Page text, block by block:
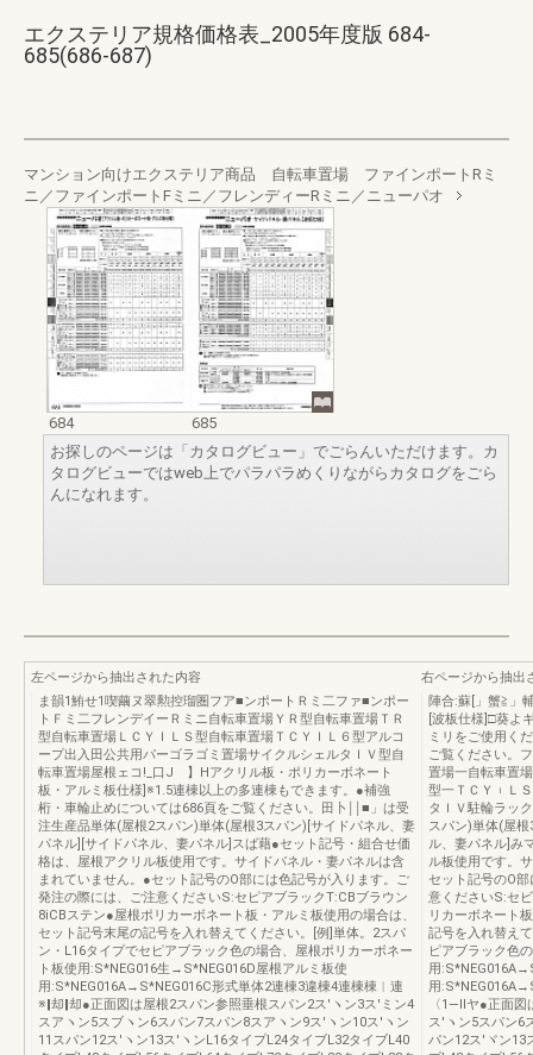
エクステリア規格価格表_2005年度版 684-
685(686-687)
マンション向けエクステリア商品 自転車置場 ファインポートRミ
ニ／ファインポートFミニ／フレンディーRミニ／ニューパオ
684
685
お探しのページは「カタログビュー」でごらんいただけます。カ
タログビューではweb上でパラパラめくりながらカタログをごら
んになれます。
左ページから抽出された内容
ま韻1鮪せ1喫繭ヌ翠勲控瑠圏フア■ンポートＲミ二ファ■ンポー
トＦミ二フレンデイーＲミニ自転車置場ＹＲ型自転車置場ＴＲ
型自転車置場ＬＣＹＩＬＳ型自転車置場ＴＣＹＩＬ６型アルコ
ープ出入田公共用パーゴラゴミ置場サイクルシェルタＩＶ型自
転車置場屋根ェコ!_口Jゞ】Hアクリル板・ポリカーボネート
板・アルミ板仕様]※1.5連棟以上の多連棟もできます。●補強
桁・車輪止めについては686頁をご覧ください。田卜￨￨■」は受
注生産品単体(屋根2スパン)単体(屋根3スパン)[サイドパネル、妻
パネル][サイドパネル、妻パネル]スば藉●セット記号・組合せ価
格は、屋根アクリル板使用です。サイドパネル・妻パネルは含
まれていません。●セット記号のO部には色記号が入ります。ご
発注の際には、ご注意くださいS:セピアブラックT:CBブラウン
8iCBステン●屋根ポリカーボネート板・アルミ板使用の場合は、
セット記号末尾の記号を入れ替えてください。[例]単体。2スパ
ン・L16タイプでセピアブラック色の場合、屋根ポリカーボネー
ト板使用:S*NEG016生→S*NEG016D屋根アルミ板使
用:S*NEG016A→S*NEG016C形式単体2連棟3違棟4連棟棟︱連
※‖却‖却●正面図は屋根2スパン参照垂根スパン2ス′ヽン3ス′ミン4
スアヽン5スブヽン6スパン7スパン8スアヽン9ス′ヽン10ス′ヽン
11スパン12ス′ヽン13ス′ヽンL16タイプL24タイブL32タイブL40
右ページから抽出
陣合:蘇[」蟹≧」
[波板仕様]□葵よ
ミリをご使用く
ご覧ください。
置場一自転車
型一ＴＣＹ︲Ｌ
タＩＶ駐輪ラッ
スパン)単体(屋
ル、妻パネル]み
ル板使用です。
セット記号のO
意くださいS:セ
リカーボネート
記号を入れ替え
ピアブラック色
用
用
〈1―llヤ●正面図
ス′ヽン5スパン6
パン12ス′ヾン13